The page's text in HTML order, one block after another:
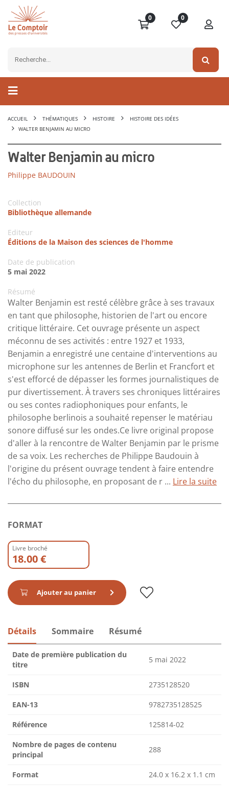
0 0
ACCUEIL THÉMATIQUES HISTOIRE
HISTOIRE DES IDÉES
WALTER BENJAMIN AU MICRO
Walter Benjamin au micro
Philippe BAUDOUIN
Collection
Bibliothèque allemande
Editeur
Éditions de la Maison des sciences de l'homme
Date de publication
5 mai 2022
Résumé
Walter Benjamin est resté célèbre grâce à ses travaux
en tant que philosophe, historien de l'art ou encore
critique littéraire. Cet ouvrage présente un aspect
méconnu de ses activités : entre 1927 et 1933,
Benjamin a enregistré une centaine d'interventions au
microphone sur les antennes de Berlin et Francfort et
s'est efforcé de dépasser les formes journalistiques de
pur divertissement. À travers ses chroniques littéraires
ou ses contes radiophoniques pour enfants, le
philosophe berlinois a souhaité repenser le matériau
sonore diffusé sur les ondes.Ce livre original propose
d'aller à la rencontre de Walter Benjamin par le prisme
de sa voix. Les recherches de Philippe Baudouin à
l'origine du présent ouvrage tendent à faire entendre
l'écho du philosophe, en proposant de r ... Lire la suite
FORMAT
Livre broché
18.00 €
Ajouter au panier
Détails Sommaire Résumé
Date de première publication du
titre
5 mai 2022
ISBN 2735128520
EAN-13 9782735128525
Référence 125814-02
Nombre de pages de contenu
principal
288
Format 24.0 x 16.2 x 1.1 cm